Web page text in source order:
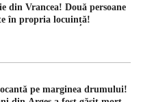
din Vrancea! Două persoane
în propria locuință!
pe marginea drumului!